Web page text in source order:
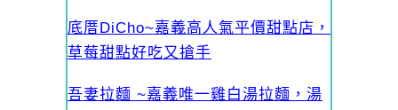
底厝DiCho~嘉義高人氣平價甜點店，
草莓甜點好吃又搶手
吾妻拉麵 ~嘉義唯一雞白湯拉麵，湯